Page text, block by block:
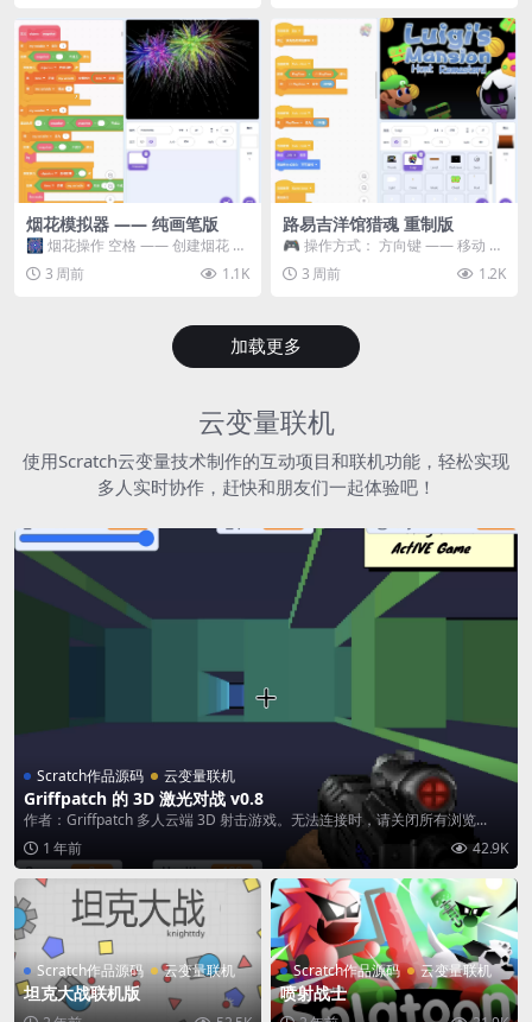
烟花模拟器 —— 纯画笔版
🎆 烟花操作 空格 —— 创建烟花 1
~ 3 —— 切换烟花类型 普通烟花
嘶...3 周前 1.1K
路易吉洋馆猎魂 重制版
🎮 操作方式： 方向键 —— 移动 &
跳跃 空格 —— 打开宝箱 将你...
3 周前 1.2K
加载更多
云变量联机
使用Scratch云变量技术制作的互动项目和联机功能，轻松实现
多人实时协作，赶快和朋友们一起体验吧！
Scratch作品源码 云变量联机
Griffpatch 的 3D 激光对战 v0.8
作者：Griffpatch 多人云端 3D 射击游戏。无法连接时，请关闭所有浏览...
1 年前
42.9K
Scratch作品源码 云变量联机
坦克大战联机版
Scratch作品源码 云变量联机
喷射战士